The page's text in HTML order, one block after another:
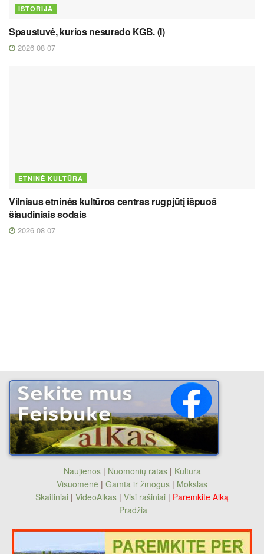
ISTORIJA
Spaustuvė, kurios nesurado KGB. (I)
2026 08 07
ETNINĖ KULTŪRA
Vilniaus etninės kultūros centras rugpjūtį išpuoš
šiaudiniais sodais
2026 08 07
Naujienos| Nuomonių ratas| Kultūra
Visuomenė | Gamta ir žmogus | Mokslas
Skaitiniai | VideoAlkas | Visi rašiniai | Paremkite Alką
Pradžia